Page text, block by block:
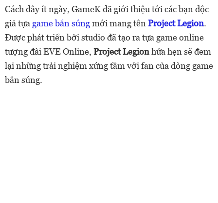
Cách đây ít ngày, GameK đã giới thiệu tới các bạn độc
giả tựa game bắn súngmới mang tên Project Legion.
Được phát triển bởi studio đã tạo ra tựa game online
tượng đài EVE Online, Project Legionhứa hẹn sẽ đem
lại những trải nghiệm xứng tầm với fan của dòng game
bắn súng.